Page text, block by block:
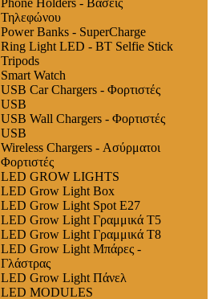
Phone Holders - Βάσεις
Τηλεφώνου
Power Banks - SuperCharge
Ring Light LED - BT Selfie Stick
Tripods
Smart Watch
USB Car Chargers - Φορτιστές
USB
USB Wall Chargers - Φορτιστές
USB
Wireless Chargers - Ασύρματοι
Φορτιστές
LED GROW LIGHTS
LED Grow Light Box
LED Grow Light Spot E27
LED Grow Light Γραμμικά T5
LED Grow Light Γραμμικά T8
LED Grow Light Μπάρες -
Γλάστρας
LED Grow Light Πάνελ
LED MODULES